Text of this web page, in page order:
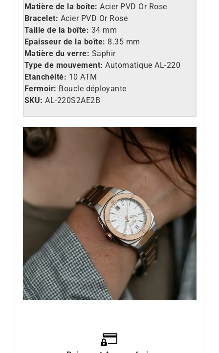
Matière de la boîte: Acier PVD Or Rose
Bracelet: Acier PVD Or Rose
Taille de la boîte: 34 mm
Epaisseur de la boîte: 8.35 mm
Matière du verre: Saphir
Type de mouvement: Automatique AL-220
Etanchéité: 10 ATM
Fermoir: Boucle déployante
SKU: AL-220S2AE2B